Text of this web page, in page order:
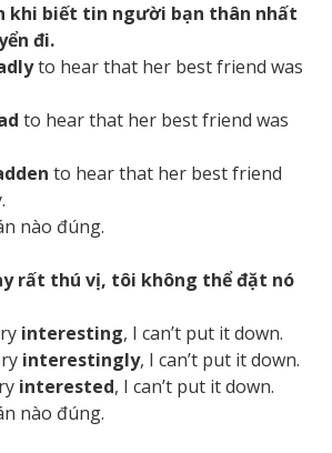
khi biết tin người bạn thân nhất
đi.
to hear that her best friend was
to hear that her best friend was
to hear that her best friend
nào đúng.
rất thú vị, tôi không thể đặt nó
interesting, I can’t put it down.
interestingly, I can’t put it down.
interested, I can’t put it down.
nào đúng.